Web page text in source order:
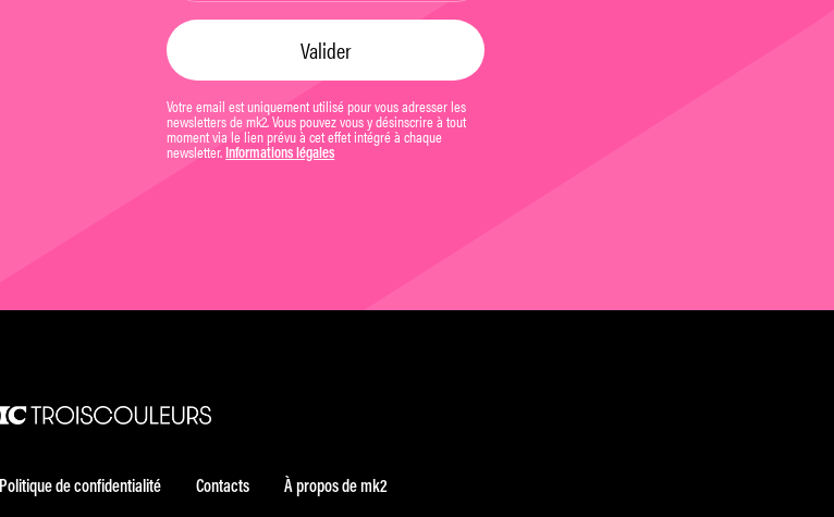
Votre email est uniquement utilisé pour vous adresser les
newsletters de mk2. Vous pouvez vous y désinscrire à tout
moment via le lien prévu à cet effet intégré à chaque
newsletter. Informations légales
Politique de confidentialité Contacts À propos de mk2